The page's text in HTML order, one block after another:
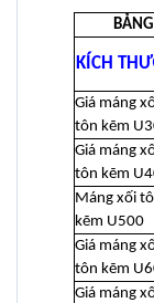
KÍCH
Giá máng
tôn kẽm
Giá máng
tôn kẽm
Máng xối
kẽm U500
Giá máng
tôn kẽm
Giá máng